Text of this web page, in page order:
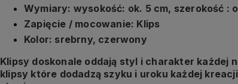
Wymiary: wysokość: ok. 5 cm, szerokość :
Zapięcie / mocowanie: Klips
Kolor: srebrny, czerwony
Klipsy doskonale oddają styl i charakter każdej
klipsy które dodadzą szyku i uroku każdej